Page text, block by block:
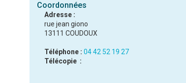
Coordonnées
Adresse :
rue jean giono
13111 COUDOUX
Téléphone : 04 42 52 19 27
Télécopie :